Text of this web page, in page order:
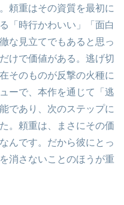
頼重はその資質を最初に
「時行かわいい」「面白
な見立てでもあると思っ
けで価値がある。逃げ切
そのものが反撃の火種に
ーで、本作を通じて「逃
であり、次のステップに
。頼重は、まさにその価
んです。だから彼にとっ
消さないことのほうが重